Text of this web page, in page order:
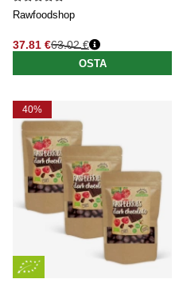
Rawfoodshop
37.81 €
Normaali hinta
63.02 €
OSTA
40%